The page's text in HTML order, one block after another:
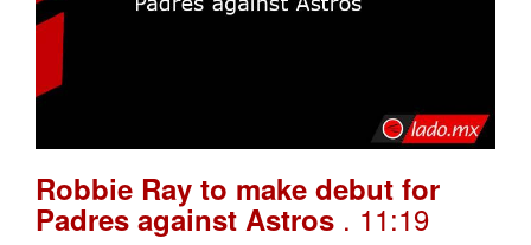
Robbie Ray to make debut for
Padres against Astros . 11:19